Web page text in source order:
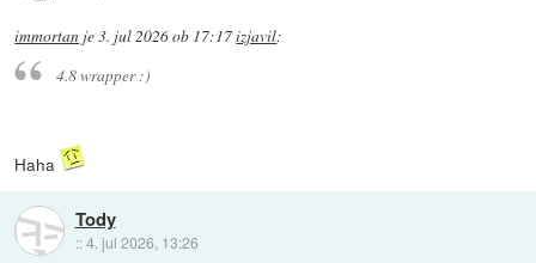
immortan je3. jul 2026 ob 17:17izjavil:
4.8 wrapper :)
Haha
Tody
::4. jul 2026, 13:26